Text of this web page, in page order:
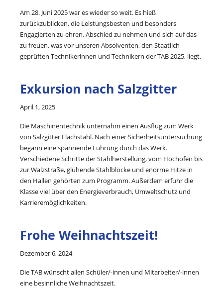
Am 28. Juni 2025 war es wieder so weit. Es hieß
zurückzublicken, die Leistungsbesten und besonders
Engagierten zu ehren, Abschied zu nehmen und sich auf das
zu freuen, was vor unseren Absolventen, den Staatlich
geprüften Technikerinnen und Technikern der TAB 2025, liegt.
Exkursion nach Salzgitter
April 1, 2025
Die Maschinentechnik unternahm einen Ausflug zum Werk
von Salzgitter Flachstahl. Nach einer Sicherheitsuntersuchung
begann eine spannende Führung durch das Werk.
Verschiedene Schritte der Stahlherstellung, vom Hochofen bis
zur Walzstraße, glühende Stahlblöcke und enorme Hitze in
den Hallen gehörten zum Programm. Außerdem erfuhr die
Klasse viel über den Energieverbrauch, Umweltschutz und
Karrieremöglichkeiten.
Frohe Weihnachtszeit!
Dezember 6, 2024
Die TAB wünscht allen Schüler/-innen und Mitarbeiter/-innen
eine besinnliche Weihnachtszeit.